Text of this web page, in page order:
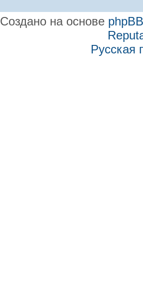
Создано на основе phpBB
Русская